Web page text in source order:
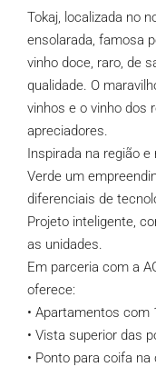
Tokaj, localizada no
ensolarada, famosa
vinho doce, raro, de
qualidade. O
vinhos e o vinho dos
apreciadores.
Inspirada na região e
Verde um
diferenciais de
Projeto inteligente,
as unidades.
Em parceria com a
oferece:
• Apartamentos com
• Vista superior das
• Ponto para coifa na